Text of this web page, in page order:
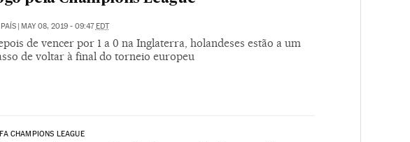
MAY 08, 2019 - 09:47 EDT
de vencer por 1 a 0 na Inglaterra, holandeses estão a um
de voltar à final do torneio europeu
CHAMPIONS LEAGUE